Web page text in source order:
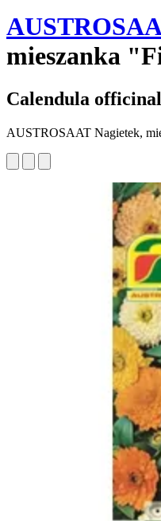
mieszanka
Calendula
AUSTROSAAT Nagietek,